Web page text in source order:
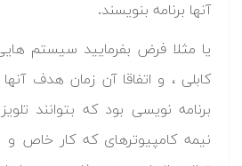
آنها برنامه بنویسند.
یا مثلا فرض بفرمایید سیستم
کابلی ، و اتفاقا آن زمان هدف
برنامه نویسی بود که بتوانند
نیمه کامپیوترهای که کار خاص